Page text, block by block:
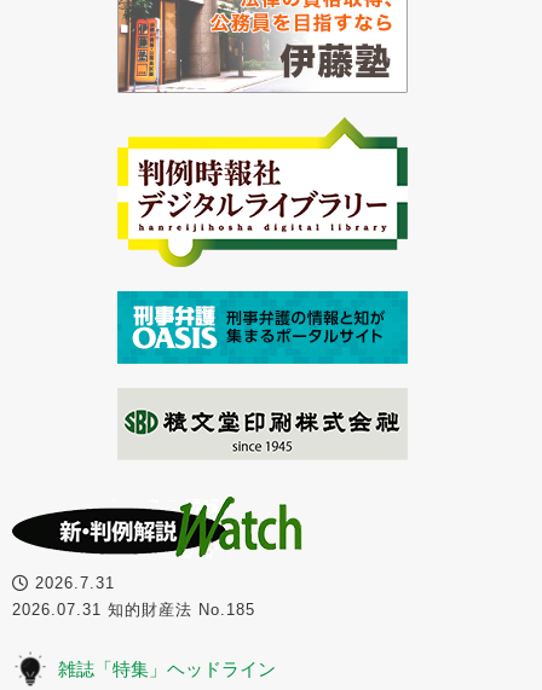
2026.7.31
2026.07.31 知的財産法 No.185
雑誌「特集」ヘッドライン